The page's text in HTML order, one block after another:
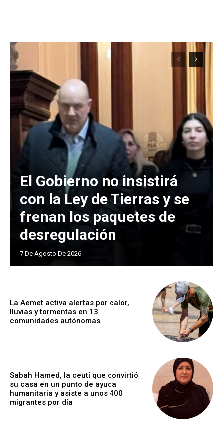
El Gobierno no insistirá
con la Ley de Tierras y se
frenan los paquetes de
desregulación
7 De Agosto De 2026
La Aemet activa alertas por calor,
lluvias y tormentas en 13
comunidades autónomas
Sabah Hamed, la ceutí que convirtió
su casa en un punto de ayuda
humanitaria y asiste a unos 400
migrantes por día